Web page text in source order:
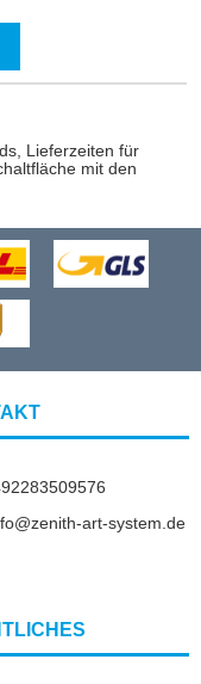
Lieferzeiten für
mit den
art-system.de